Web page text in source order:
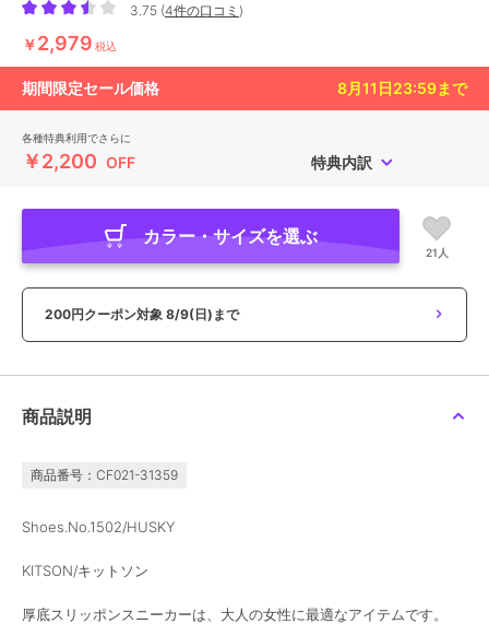
3.75 (4件の口コミ )
￥2,979 税込
期間限定セール価格 8月11日23:59まで
各種特典利用でさらに
￥2,200 OFF 特典内訳
カラー・サイズを選ぶ
21人
200円クーポン対象 8/9(日)まで
商品説明
商品番号：CF021-31359
Shoes.No.1502/HUSKY
KITSON/キットソン
厚底スリッポンスニーカーは、大人の女性に最適なアイテムです。